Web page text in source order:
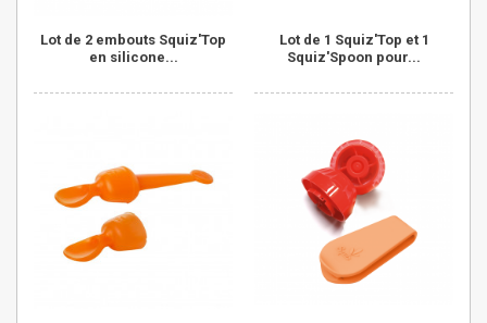
Lot de 2 embouts Squiz'Top
en silicone...
Lot de 1 Squiz'Top et 1
Squiz'Spoon pour...